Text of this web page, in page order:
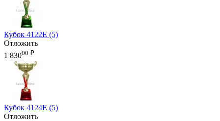
Кубок 4122E (5)
Отложить
1 83000 ₽
Кубок 4124E (5)
Отложить